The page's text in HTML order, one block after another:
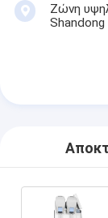
Ζώνη
Shandong